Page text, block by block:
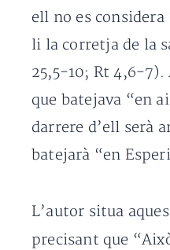
ell no es
li la corretja de la
25,5-10; Rt 4,6-7).
que batejava “en
darrere d’ell serà
batejarà “en
L’autor situa
precisant que